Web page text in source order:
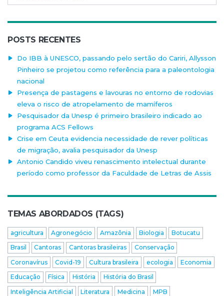
POSTS RECENTES
Do IBB à UNESCO, passando pelo sertão do Cariri, Allysson
Pinheiro se projetou como referência para a paleontologia
nacional
Presença de pastagens e lavouras no entorno de rodovias
eleva o risco de atropelamento de mamíferos
Pesquisador da Unesp é primeiro brasileiro indicado ao
programa ACS Fellows
Crise em Ceuta evidencia necessidade de rever políticas
de migração, avalia pesquisador da Unesp
Antonio Candido viveu renascimento intelectual durante
período como professor da Faculdade de Letras de Assis
TEMAS ABORDADOS (TAGS)
agricultura Agronegócio Amazônia Biologia
Botucatu
Brasil
Cantoras Cantoras brasileiras
Conservação
Coronavírus
Covid-19 Cultura brasileira ecologia
Economia
Educação
Física História
História do Brasil
Inteligência Artificial
Literatura Medicina
MPB